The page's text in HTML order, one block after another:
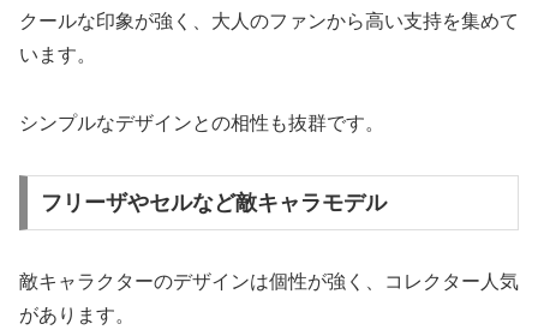
クールな印象が強く、大人のファンから高い支持を集めて
います。
シンプルなデザインとの相性も抜群です。
フリーザやセルなど敵キャラモデル
敵キャラクターのデザインは個性が強く、コレクター人気
があります。